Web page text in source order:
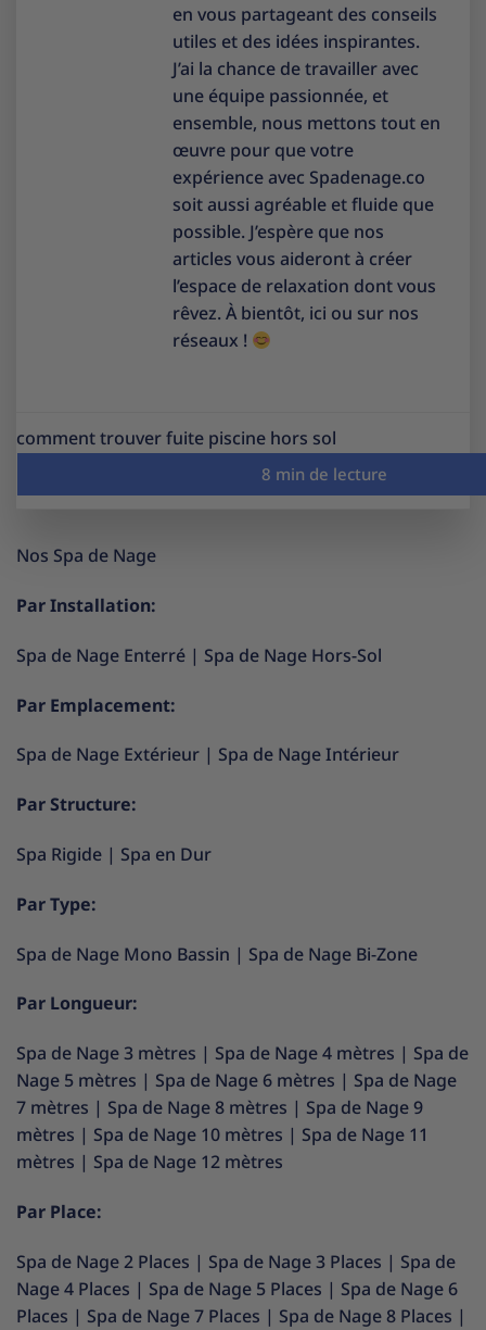
en vous partageant des conseils
utiles et des idées inspirantes.
J’ai la chance de travailler avec
une équipe passionnée, et
ensemble, nous mettons tout en
œuvre pour que votre
expérience avec Spadenage.co
soit aussi agréable et fluide que
possible. J’espère que nos
articles vous aideront à créer
l’espace de relaxation dont vous
rêvez. À bientôt, ici ou sur nos
réseaux !
comment trouver fuite piscine hors sol
Nos Spa de Nage
Par Installation:
Spa de Nage Enterré | Spa de Nage Hors-Sol
Par Emplacement:
Spa de Nage Extérieur | Spa de Nage Intérieur
Par Structure:
Spa Rigide | Spa en Dur
Par Type:
Spa de Nage Mono Bassin | Spa de Nage Bi-Zone
Par Longueur:
Spa de Nage 3 mètres | Spa de Nage 4 mètres | Spa de
Nage 5 mètres | Spa de Nage 6 mètres | Spa de Nage
7 mètres | Spa de Nage 8 mètres | Spa de Nage 9
mètres | Spa de Nage 10 mètres | Spa de Nage 11
mètres | Spa de Nage 12 mètres
Par Place:
Spa de Nage 2 Places | Spa de Nage 3 Places | Spa de
Nage 4 Places | Spa de Nage 5 Places | Spa de Nage 6
Places | Spa de Nage 7 Places | Spa de Nage 8 Places |